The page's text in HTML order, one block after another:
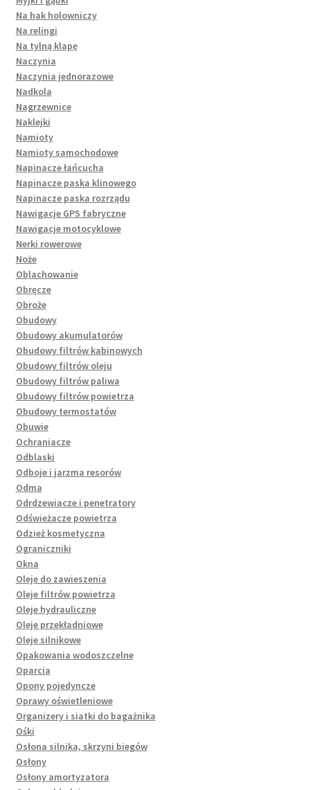
Na hak holowniczy
Na relingi
Na tylną klapę
Naczynia
Naczynia jednorazowe
Nadkola
Nagrzewnice
Naklejki
Namioty
Namioty samochodowe
Napinacze łańcucha
Napinacze paska klinowego
Napinacze paska rozrządu
Nawigacje GPS fabryczne
Nawigacje motocyklowe
Nerki rowerowe
Noże
Oblachowanie
Obręcze
Obroże
Obudowy
Obudowy akumulatorów
Obudowy filtrów kabinowych
Obudowy filtrów oleju
Obudowy filtrów paliwa
Obudowy filtrów powietrza
Obudowy termostatów
Obuwie
Ochraniacze
Odblaski
Odboje i jarzma resorów
Odma
Odrdzewiacze i penetratory
Odświeżacze powietrza
Odzież kosmetyczna
Ograniczniki
Okna
Oleje do zawieszenia
Oleje filtrów powietrza
Oleje hydrauliczne
Oleje przekładniowe
Oleje silnikowe
Opakowania wodoszczelne
Oparcia
Opony pojedyncze
Oprawy oświetleniowe
Organizery i siatki do bagażnika
Ośki
Osłona silnika, skrzyni biegów
Osłony
Osłony amortyzatora